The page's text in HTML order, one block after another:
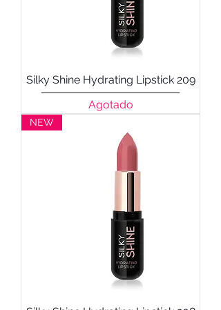
Silky Shine Hydrating Lipstick 209
Agotado
NEW